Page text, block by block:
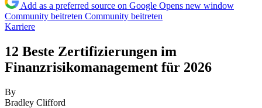
Add as a preferred source on Google Opens new window
Community beitreten Community beitreten
Karriere
12 Beste Zertifizierungen im
Finanzrisikomanagement für 2026
By
Bradley Clifford